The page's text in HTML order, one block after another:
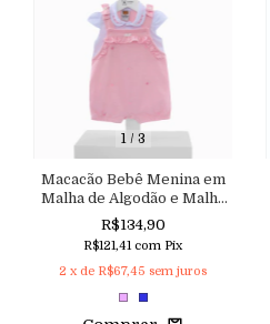
1/ 3
Macacão Bebê Menina em
Malha de Algodão e Malha
Texturizada com Bordados
e Aplicação de Pérolas
Aconchego
R$134,90
R$121,41 com Pix
2 x de R$67,45 sem juros